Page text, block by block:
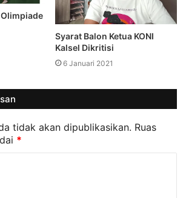
Syarat Balon Ketua KONI
Kalsel Dikritisi
6 Januari 2021
tidak akan dipublikasikan. Ruas
*